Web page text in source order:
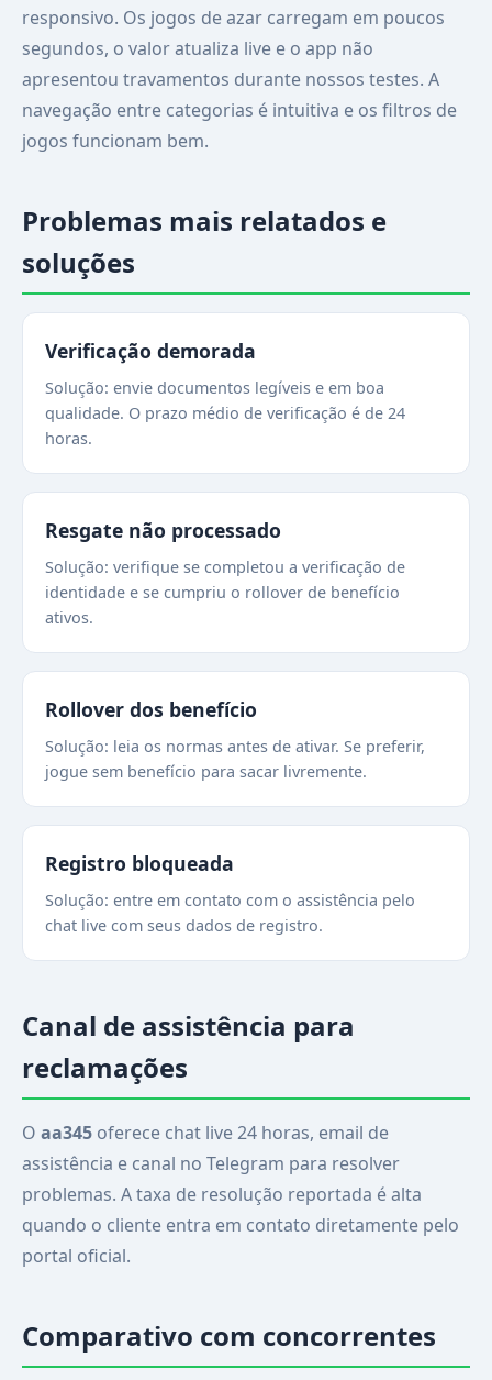
responsivo. Os jogos de azar carregam em poucos
segundos, o valor atualiza live e o app não
apresentou travamentos durante nossos testes. A
navegação entre categorias é intuitiva e os filtros de
jogos funcionam bem.
Problemas mais relatados e
soluções
Verificação demorada
Solução: envie documentos legíveis e em boa
qualidade. O prazo médio de verificação é de 24
horas.
Resgate não processado
Solução: verifique se completou a verificação de
identidade e se cumpriu o rollover de benefício
ativos.
Rollover dos benefício
Solução: leia os normas antes de ativar. Se preferir,
jogue sem benefício para sacar livremente.
Registro bloqueada
Solução: entre em contato com o assistência pelo
chat live com seus dados de registro.
Canal de assistência para
reclamações
O aa345 oferece chat live 24 horas, email de
assistência e canal no Telegram para resolver
problemas. A taxa de resolução reportada é alta
quando o cliente entra em contato diretamente pelo
portal oficial.
Comparativo com concorrentes